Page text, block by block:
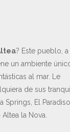
? Este pueblo,
un ambiente
al mar. Le
de sus
Springs, El
la Nova.